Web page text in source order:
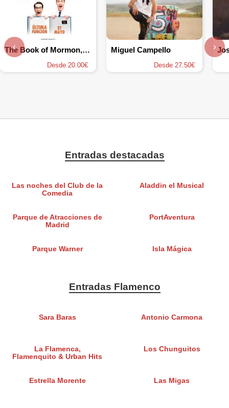
The Book of Mormon, el musical
Desde 20.00€
Miguel Campello
Desde 27.50€
‹ ›
Entradas destacadas
Las noches del Club de la
Comedia
Aladdin el Musical
Parque de Atracciones de
Madrid
PortAventura
Parque Warner Isla Mágica
Entradas Flamenco
Sara Baras Antonio Carmona
La Flamenca,
Flamenquito & Urban Hits
Los Chunguitos
Estrella Morente Las Migas